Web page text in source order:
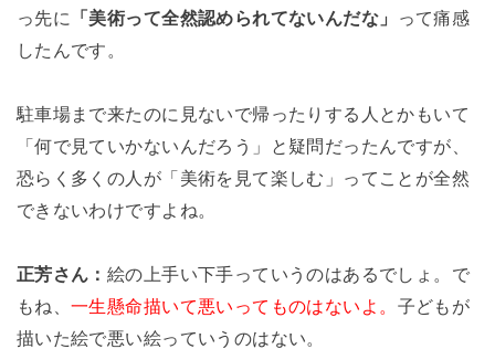
っ先に
「美術って全然認められてないんだな」
って痛感
したんです。
駐車場まで来たのに見ないで帰ったりする人とかもいて
「何で見ていかないんだろう」と疑問だったんですが、
恐らく多くの人が「美術を見て楽しむ」ってことが全然
できないわけですよね。
正芳さん： 絵の上手い下手っていうのはあるでしょ。 で
もね、一生懸命描いて悪いってものはないよ。 子どもが
描いた絵で悪い絵っていうのはない。